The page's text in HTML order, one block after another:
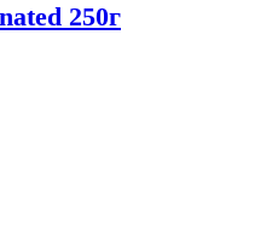
250г